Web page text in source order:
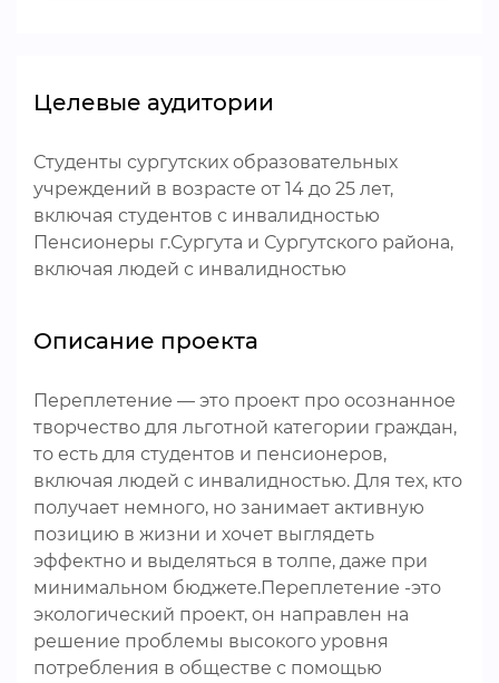
Целевые аудитории
Студенты сургутских образовательных
учреждений в возрасте от 14 до 25 лет,
включая студентов с инвалидностью
Пенсионеры г.Сургута и Сургутского района,
включая людей с инвалидностью
Описание проекта
Переплетение — это проект про осознанное
творчество для льготной категории граждан,
то есть для студентов и пенсионеров,
включая людей с инвалидностью. Для тех, кто
получает немного, но занимает активную
позицию в жизни и хочет выглядеть
эффектно и выделяться в толпе, даже при
минимальном бюджете.Переплетение -это
экологический проект, он направлен на
решение проблемы высокого уровня
потребления в обществе с помощью